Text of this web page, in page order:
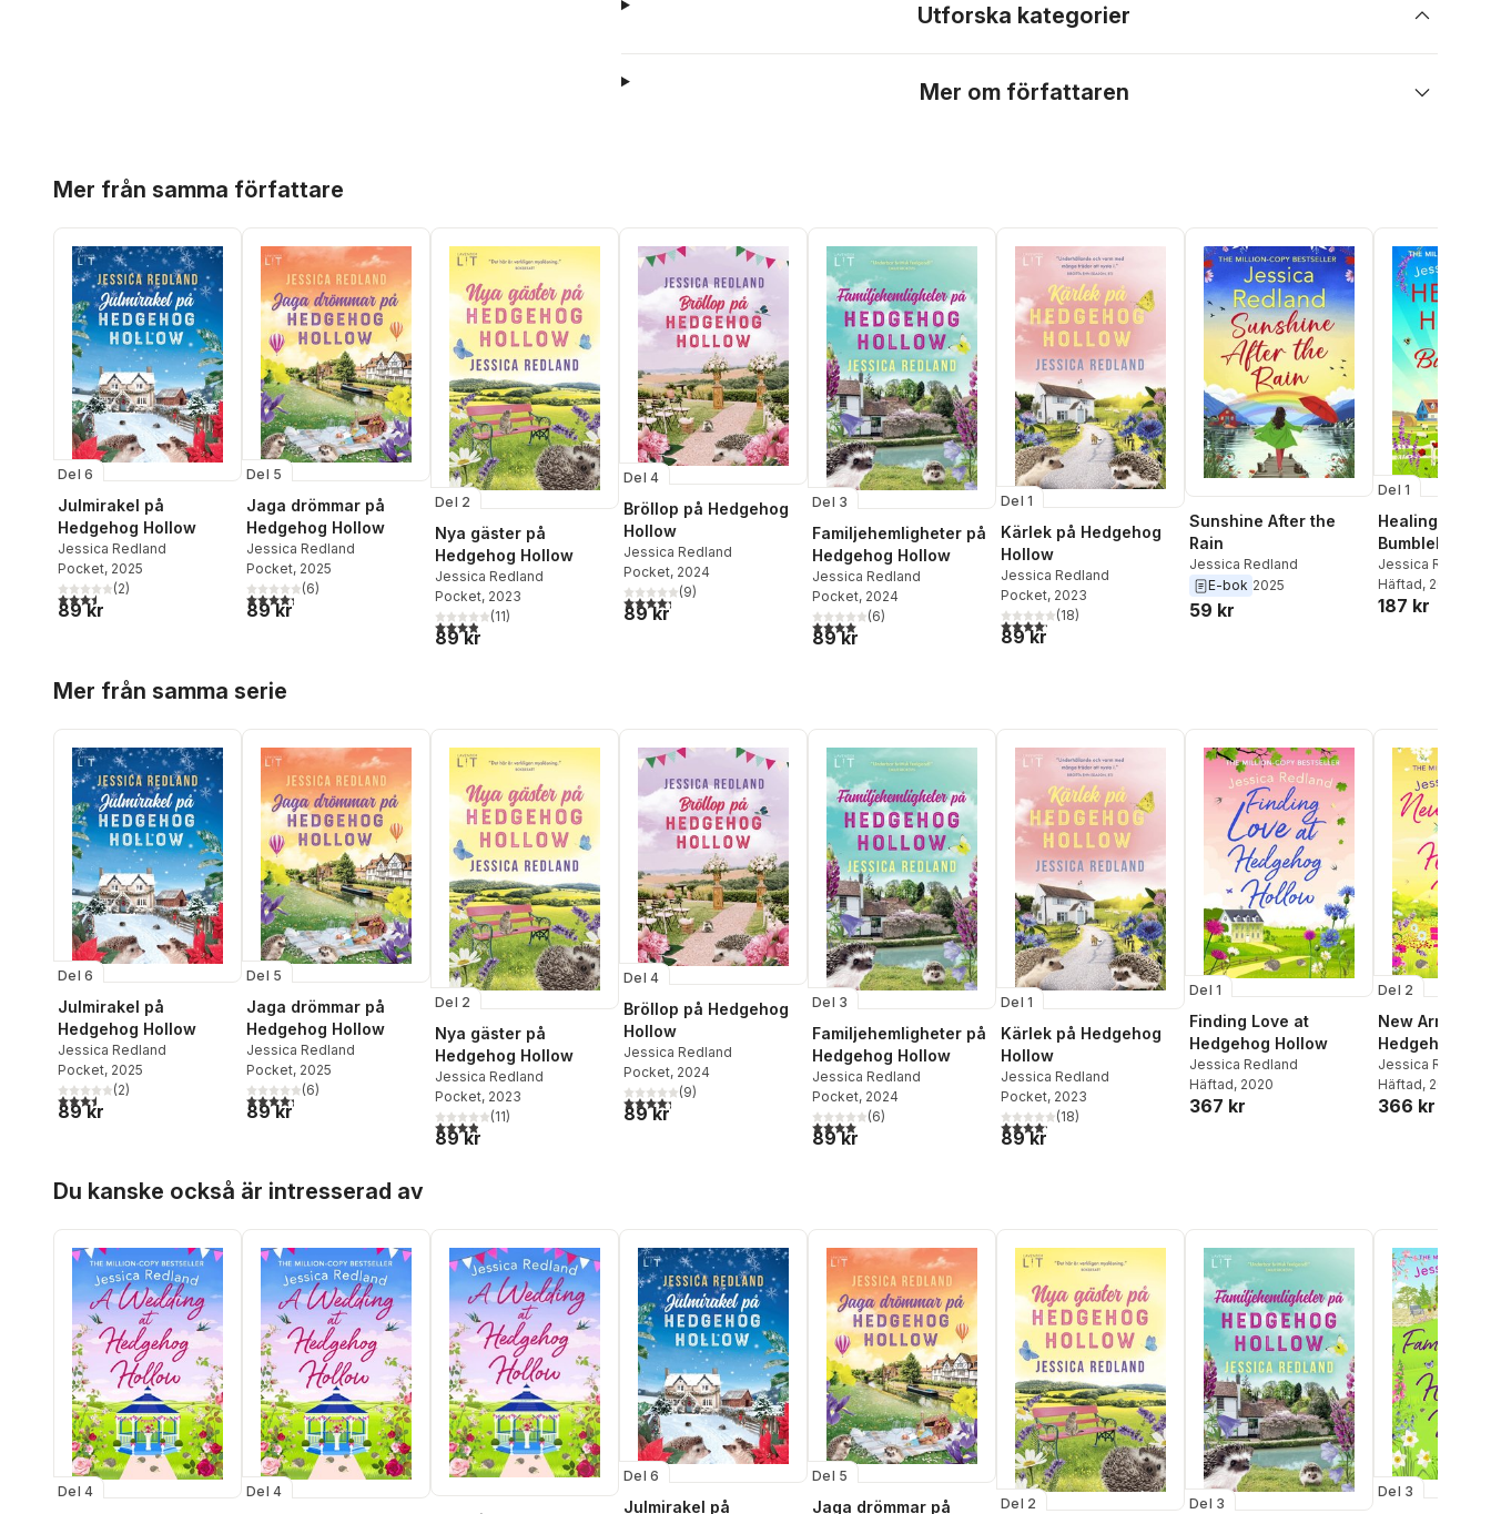
Utforska kategorier
Mer om författaren
Mer från samma författare
Del 6
Julmirakel på
Hedgehog Hollow
Jessica Redland
Pocket, 2025
3,5utav 5 stjärnor. Totalt antal röster:
(2)
89 kr
Del 5
Jaga drömmar på
Hedgehog Hollow
Jessica Redland
Pocket, 2025
4,3utav 5 stjärnor. Totalt antal röster:
(6)
89 kr
Del 2
Nya gäster på
Hedgehog Hollow
Jessica Redland
Pocket, 2023
3,9utav 5 stjärnor. Totalt antal röster:
(11)
89 kr
Del 4
Bröllop på Hedgehog
Hollow
Jessica Redland
Pocket, 2024
4,3utav 5 stjärnor. Totalt antal röster:
(9)
89 kr
Del 3
Familjehemligheter på
Hedgehog Hollow
Jessica Redland
Pocket, 2024
4,0utav 5 stjärnor. Totalt antal röster:
(6)
89 kr
Del 1
Kärlek på Hedgehog
Hollow
Jessica Redland
Pocket, 2023
4,2utav 5 stjärnor. Totalt antal röster:
(18)
89 kr
Sunshine After the
Rain
Jessica Redland
E-bok 2025
59 kr
Del 1
Healing
Bumblebee
Jessica Redland
Häftad, 2023
187 kr
Mer från samma serie
Del 6
Julmirakel på
Hedgehog Hollow
Jessica Redland
Pocket, 2025
3,5utav 5 stjärnor. Totalt antal röster:
(2)
89 kr
Del 5
Jaga drömmar på
Hedgehog Hollow
Jessica Redland
Pocket, 2025
4,3utav 5 stjärnor. Totalt antal röster:
(6)
89 kr
Del 2
Nya gäster på
Hedgehog Hollow
Jessica Redland
Pocket, 2023
3,9utav 5 stjärnor. Totalt antal röster:
(11)
89 kr
Del 4
Bröllop på Hedgehog
Hollow
Jessica Redland
Pocket, 2024
4,3utav 5 stjärnor. Totalt antal röster:
(9)
89 kr
Del 3
Familjehemligheter på
Hedgehog Hollow
Jessica Redland
Pocket, 2024
4,0utav 5 stjärnor. Totalt antal röster:
(6)
89 kr
Del 1
Kärlek på Hedgehog
Hollow
Jessica Redland
Pocket, 2023
4,2utav 5 stjärnor. Totalt antal röster:
(18)
89 kr
Del 1
Finding Love at
Hedgehog Hollow
Jessica Redland
Häftad, 2020
367 kr
Del 2
New Arrivals
Hedgehog
Jessica Redland
Häftad, 2021
366 kr
Du kanske också är intresserad av
Del 4 Del 4
Del 6
Julmirakel på
Del 5
Jaga drömmar på Del 2 Del 3
Del 3